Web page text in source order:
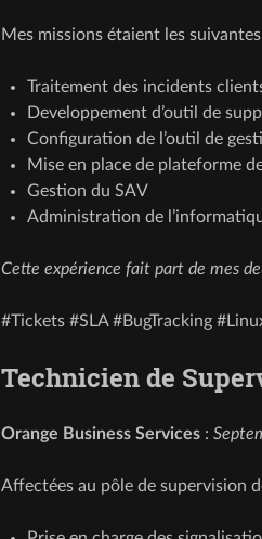
Mes missions étaient les suivantes
Traitement des incidents
Developpement d’outil de
Configuration de l’outil de
Mise en place de plateforme
Gestion du SAV
Administration de
Cette expérience fait part de mes
#Tickets #SLA #BugTracking
Technicien de
Orange Business Services:
Affectées au pôle de supervision